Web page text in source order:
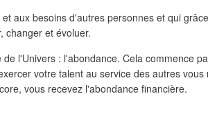
aux besoins d'autres personnes et qui
changer et évoluer.
l'Univers : l'abondance. Cela commence
votre talent au service des autres
vous recevez l'abondance financière.